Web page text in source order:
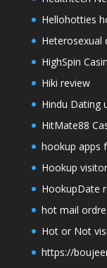
Hellohotties
Heterosexual
HighSpin
Hiki review
Hindu Dating
HitMate88
hookup apps
Hookup
HookupDate
hot mail
Hot or Not
https://